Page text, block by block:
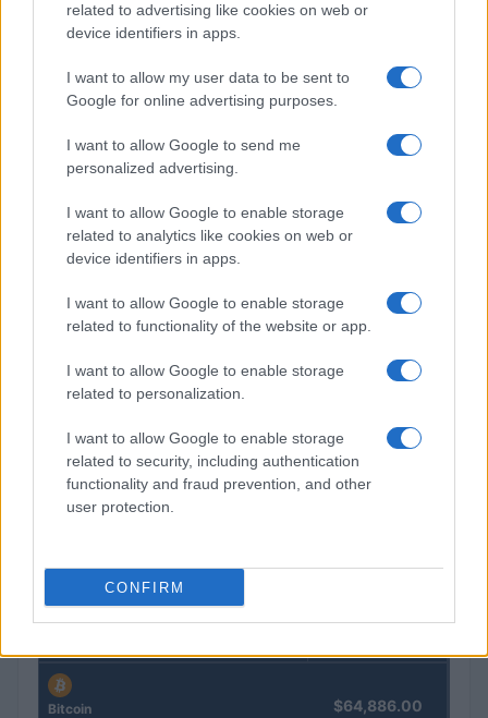
related to advertising like cookies on web or
device identifiers in apps.
I want to allow my user data to be sent to
Google for online advertising purposes.
I want to allow Google to send me
personalized advertising.
I want to allow Google to enable storage
related to analytics like cookies on web or
device identifiers in apps.
I want to allow Google to enable storage
related to functionality of the website or app.
I want to allow Google to enable storage
related to personalization.
I want to allow Google to enable storage
related to security, including authentication
functionality and fraud prevention, and other
user protection.
CONFIRM
Cómo la inteligencia artificial transforma la gestión financiera
personal
FINANZAS
Cómo gestionar tus finanzas con el método 50/30/20 y más
Marta Ruiz · 7 Ago 2026
COTIZACIONES CRYPTO
Bitcoin $64,886.00